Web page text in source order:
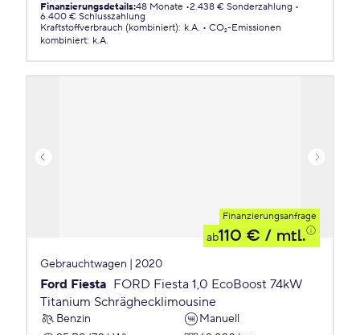
Finanzierungsdetails:48 Monate 2.438 € Sonderzahlung
6.400 € Schlusszahlung
Kraftstoffverbrauch (kombiniert): k.A.
CO₂-Emissionen
kombiniert: k.A.
Finanzierungsanfrage
ab110 € / mtl.
Gebrauchtwagen | 2020
Ford Fiesta FORD Fiesta 1,0 EcoBoost 74kW
Titanium Schräghecklimousine
Benzin
Manuell